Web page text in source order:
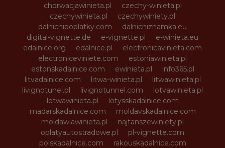
chorwacjawinieta.pl
czechy-winieta.pl
czechywinieta.pl
czechywiniety.pl
dalnicnipoplatky.com
dalnicniznamka.eu
digital-vignette.de
e-vignette.pl
e-winieta.eu
edalnice.org
edalnice.pl
electronicavinieta.com
electroniceviniete.com
estoniawinieta.pl
estonskadalnice.com
ewinieta.pl
info365.pl
litvadalnice.com
litwa-winieta.pl
litwawinieta.pl
livignotunel.pl
livignotunnel.com
lotvawinieta.pl
lotwawinieta.pl
lotysskadalnice.com
madarskadalnice.com
moldavskadalnice.com
moldawiawinieta.pl
najtanszewiniety.pl
oplatyautostradowe.pl
pl-vignette.com
polskadalnice.com
rakouskadalnice.com